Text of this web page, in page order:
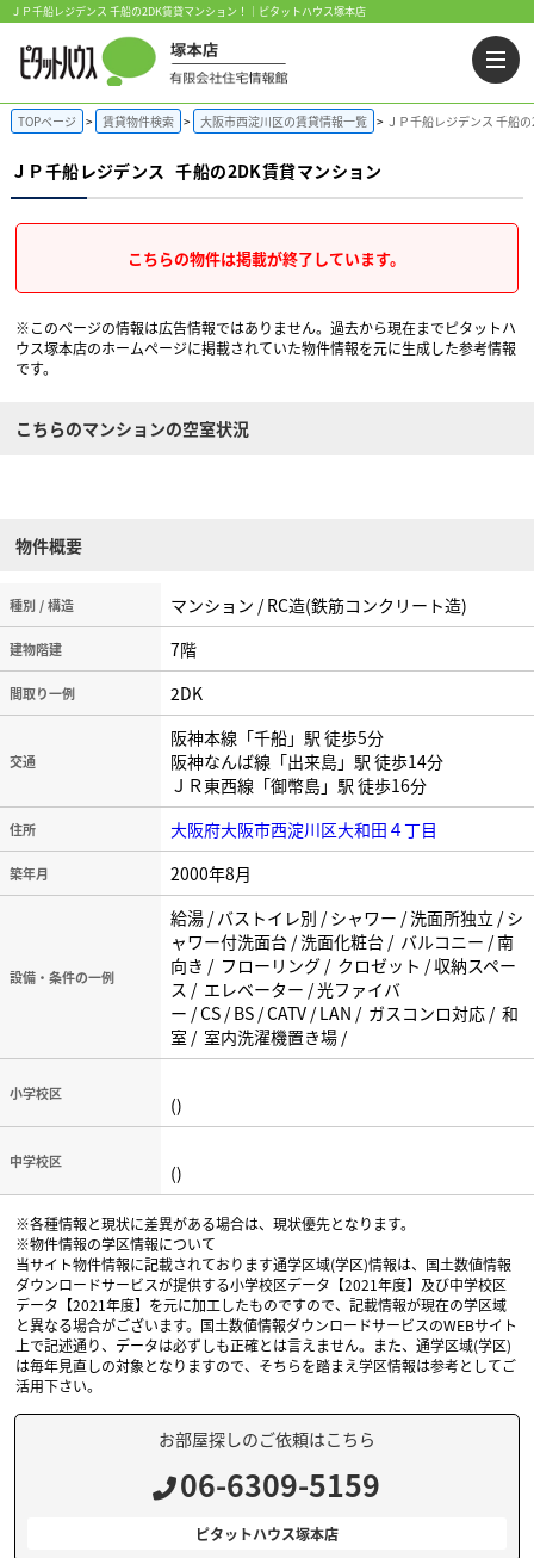
ＪＰ千船レジデンス 千船の2DK賃貸マンション！｜ピタットハウス塚本店
TOPページ 賃貸物件検索 大阪市西淀川区の賃貸情報一覧 ＪＰ千船レジデンス 千船
ＪＰ千船レジデンス 千船の2DK賃貸マンション
こちらの物件は掲載が終了しています。
※このページの情報は広告情報ではありません。過去から現在までピタットハ
ウス塚本店のホームぺージに掲載されていた物件情報を元に生成した参考情報
です。
こちらのマンションの空室状況
物件概要
種別 / 構造 マンション / RC造(鉄筋コンクリート造)
建物階建 7階
間取り一例 2DK
交通
阪神本線「千船」駅 徒歩5分
阪神なんば線「出来島」駅 徒歩14分
ＪＲ東西線「御幣島」駅 徒歩16分
住所 大阪府大阪市西淀川区大和田４丁目
築年月 2000年8月
設備・条件の一例
給湯 / バストイレ別 / シャワー / 洗面所独立 / シ
ャワー付洗面台 / 洗面化粧台 / バルコニー / 南
向き / フローリング / クロゼット / 収納スペー
ス / エレベーター / 光ファイバ
ー / CS / BS / CATV / LAN / ガスコンロ対応 / 和
室 / 室内洗濯機置き場 /
小学校区 ()
中学校区 ()
※各種情報と現状に差異がある場合は、現状優先となります。
※物件情報の学区情報について
当サイト物件情報に記載されております通学区域(学区)情報は、国土数値情報
ダウンロードサービスが提供する小学校区データ【2021年度】及び中学校区
データ【2021年度】を元に加工したものですので、記載情報が現在の学区域
と異なる場合がございます。国土数値情報ダウンロードサービスのWEBサイト
上で記述通り、データは必ずしも正確とは言えません。また、通学区域(学区)
は毎年見直しの対象となりますので、そちらを踏まえ学区情報は参考としてご
活用下さい。
お部屋探しのご依頼はこちら
06-6309-5159
ピタットハウス塚本店